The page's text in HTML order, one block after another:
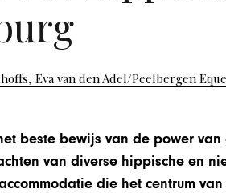
Eva van den Adel/Peelbergen
beste bewijs van de power van
van diverse hippische en
die het centrum